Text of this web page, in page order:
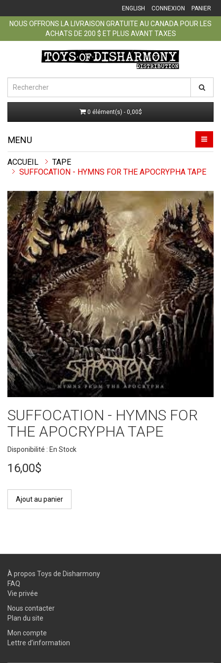
ENGLISH CONNEXION PANIER
NOUS OFFRONS LA LIVRAISON GRATUITE AU CANADA POUR LES
ACHATS DE 200 $ ET PLUS AVANT TAXES
0 élément(s) - 0,00$
MENU
ACCUEIL
TAPE
SUFFOCATION - HYMNS FOR THE APOCRYPHA TAPE
SUFFOCATION - HYMNS FOR
THE APOCRYPHA TAPE
Disponibilité : En Stock
16,00$
Ajout au panier
À propos Toys de Disharmony
FAQ
Vie privée
Nous contacter
Plan du site
Mon compte
Lettre d’information